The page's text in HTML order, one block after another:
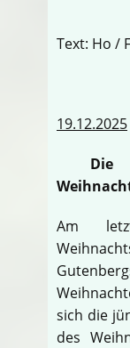
Text: Ho /
19.12.2025
Die
Am
sich die
des